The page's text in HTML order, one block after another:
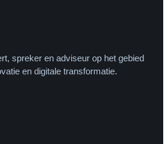
spreker en adviseur op het gebied
en digitale transformatie.